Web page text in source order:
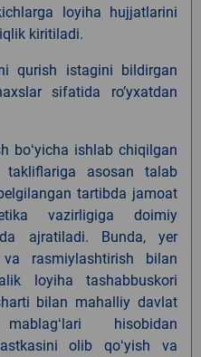
loyiha hujjatlarini
kiritiladi.
qurish istagini bildirgan
sifatida roʼyxatdan
boʻyicha ishlab chiqilgan
asosan talab
tartibda jamoat
vazirligiga doimiy
ajratiladi. Bunda, yer
rasmiylashtirish bilan
loyiha tashabbuskori
bilan mahalliy davlat
hisobidan
olib qoʻyish va